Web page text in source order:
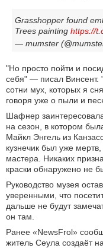
Grasshopper found
Trees painting https://
— mumster
"Но просто пойти и
себя" — писал Винсент.
сотни мух, которых я
говоря уже о пыли и
Шафнер
на сезон, в котором
Майкл Энгель из
кузнечик был уже мертв,
мастера. Никаких
краски обнаружено не
Руководство музея
уверенными, что
дальше не будут
он там.
Ранее «NewsFrol»
житель Сеула создаёт